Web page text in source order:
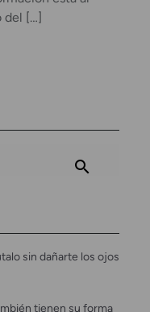
del […]
sin dañarte los ojos
tienen su forma